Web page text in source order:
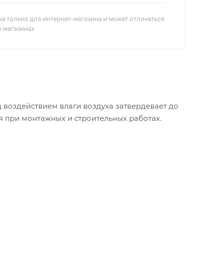
только для интернет-магазина и может отличаться
магазинах
влаги воздуха затвердевает до
при монтажных и строительных работах.